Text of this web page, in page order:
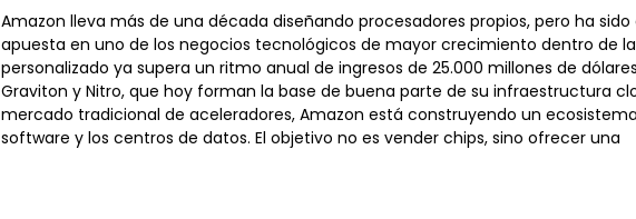
Amazon lleva más de una década diseñando procesadores propios, pero ha
apuesta en uno de los negocios tecnológicos de mayor crecimiento dentro de
personalizado ya supera un ritmo anual de ingresos de 25.000 millones de
Graviton y Nitro, que hoy forman la base de buena parte de su infraestructura
mercado tradicional de aceleradores, Amazon está construyendo un
software y los centros de datos. El objetivo no es vender chips, sino ofrecer una